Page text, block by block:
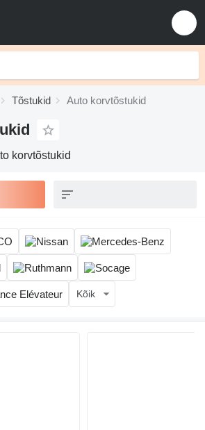
Tõstukid Auto korvtõstukid
korvtõstukid
Kõik